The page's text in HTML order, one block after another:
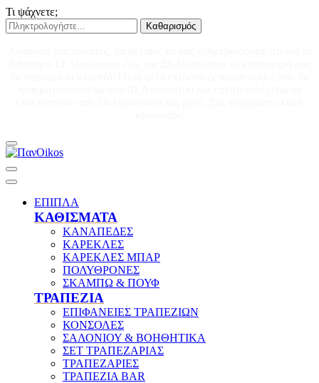
Τι ψάχνετε;
Καθαρισμός
ΕΠΙΠΛΑ
ΚΑΘΙΣΜΑΤΑ
ΚΑΝΑΠΕΔΕΣ
ΚΑΡΕΚΛΕΣ
ΚΑΡΕΚΛΕΣ ΜΠΑΡ
ΠΟΛΥΘΡΟΝΕΣ
ΣΚΑΜΠΩ & ΠΟΥΦ
ΤΡΑΠΕΖΙΑ
ΕΠΙΦΑΝΕΙΕΣ ΤΡΑΠΕΖΙΩΝ
ΚΟΝΣΟΛΕΣ
ΣΑΛΟΝΙΟΥ & ΒΟΗΘΗΤΙΚΑ
ΣΕΤ ΤΡΑΠΕΖΑΡΙΑΣ
ΤΡΑΠΕΖΑΡΙΕΣ
ΤΡΑΠΕΖΙΑ BAR